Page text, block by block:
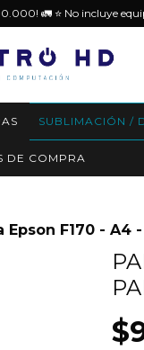
🚛 ⭐️ No incluye
SUBLIMACIÓN /
DE COMPRA
F170 - A4